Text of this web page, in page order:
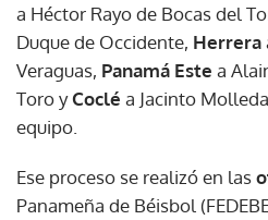
a Héctor Rayo de Bocas del
Duque de Occidente, Herrera
Veraguas, Panamá Este a
Toro yCoclé a Jacinto
equipo.
Ese proceso se realizó en las
Panameña de Béisbol